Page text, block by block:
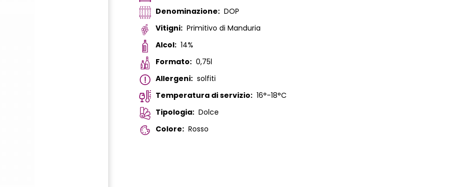
Denominazione: DOP
Vitigni: Primitivo di Manduria
Alcol: 14%
Formato: 0,75l
Allergeni: solfiti
Temperatura di servizio: 16°-18°C
Tipologia: Dolce
Colore: Rosso